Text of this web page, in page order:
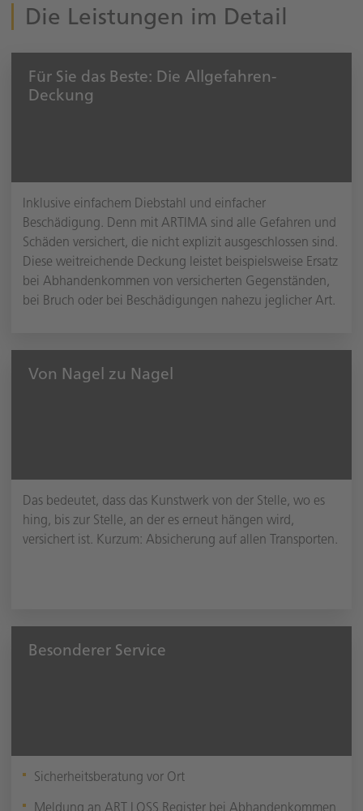
Die Leistungen im Detail
Für Sie das Beste: Die Allgefahren-
Deckung
Inklusive einfachem Diebstahl und einfacher
Beschädigung. Denn mit ARTIMA sind alle Gefahren und
Schäden versichert, die nicht explizit ausgeschlossen sind.
Diese weitreichende Deckung leistet beispielsweise Ersatz
bei Abhandenkommen von versicherten Gegenständen,
bei Bruch oder bei Beschädigungen nahezu jeglicher Art.
Von Nagel zu Nagel
Das bedeutet, dass das Kunstwerk von der Stelle, wo es
hing, bis zur Stelle, an der es erneut hängen wird,
versichert ist. Kurzum: Absicherung auf allen Transporten.
Besonderer Service
Sicherheitsberatung vor Ort
Meldung an ART LOSS Register bei Abhandenkommen